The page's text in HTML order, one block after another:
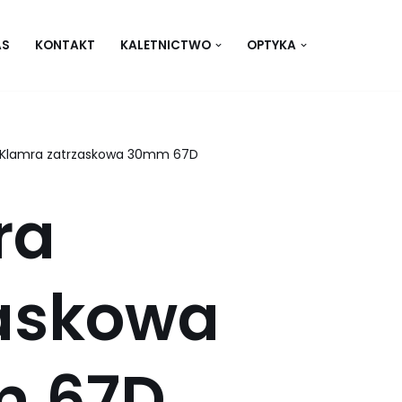
KONTAKT KALETNICTWO OPTYKA
Klamra zatrzaskowa 30mm 67D